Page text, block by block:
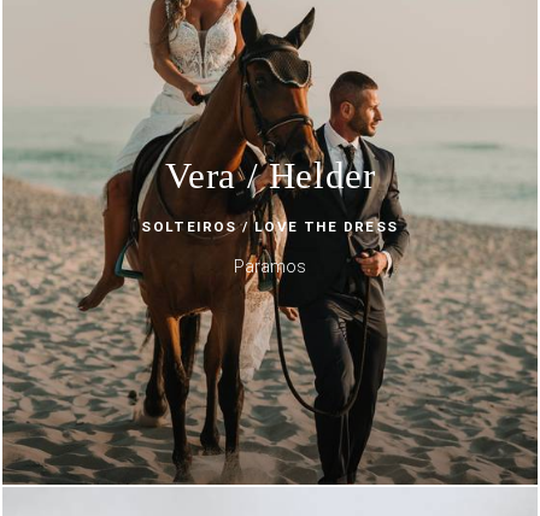
Vera / Helder
SOLTEIROS / LOVE THE DRESS
Paramos